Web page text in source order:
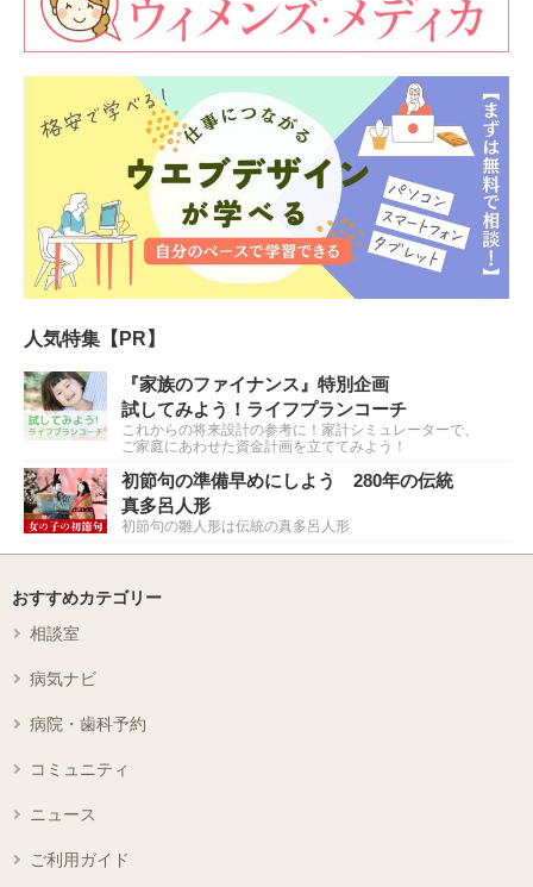
人気特集【PR】
『家族のファイナンス』特別企画
試してみよう！ライフプランコーチ
これからの将来設計の参考に！家計シミュレーターで、
ご家庭にあわせた資金計画を立ててみよう！
初節句の準備早めにしよう 280年の伝統
真多呂人形
初節句の雛人形は伝統の真多呂人形
おすすめカテゴリー
相談室
病気ナビ
病院・歯科予約
コミュニティ
ニュース
ご利用ガイド